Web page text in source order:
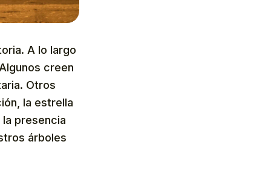
A lo largo
creen
Otros
la estrella
presencia
árboles